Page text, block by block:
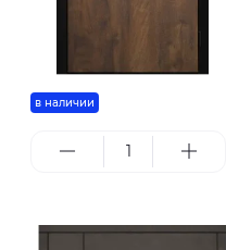
в наличии